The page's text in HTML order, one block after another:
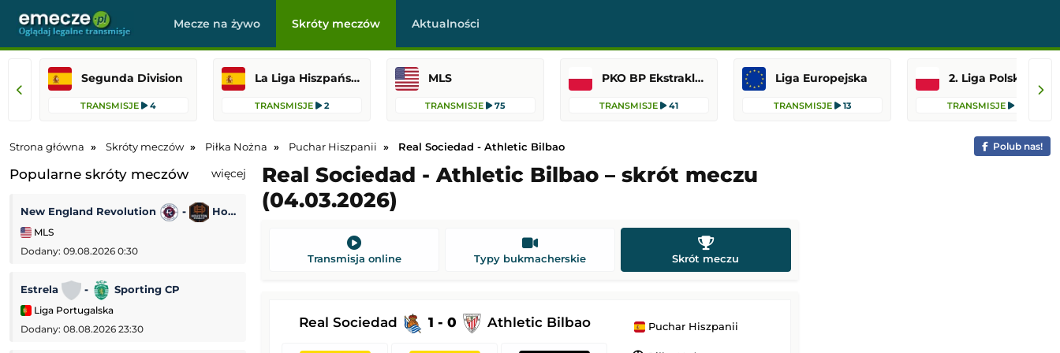
Mecze na żywo Skróty meczów Aktualności
Segunda Division
TRANSMISJE 4
La Liga Hiszpańska (Primera Division)
TRANSMISJE 2
MLS
TRANSMISJE 75
PKO BP Ekstraklasa
TRANSMISJE 41
Liga Europejska
TRANSMISJE 13
2. Liga Polska
TRANSMISJE 10
Strona główna Skróty meczów Piłka Nożna Puchar Hiszpanii Real Sociedad - Athletic Bilbao Polub nas!
Popularne skróty meczów więcej
New England Revolution - Houston Dynamo
MLS
Dodany: 09.08.2026 0:30
Estrela - Sporting CP
Liga Portugalska
Dodany: 08.08.2026 23:30
Korona Kielce - Legia Warszawa
Dodany: 08.08.2026 22:15
Dodany: 08.08.2026 22:00
Dodany: 08.08.2026 20:30
Dodany: 08.08.2026 19:30
Real Sociedad - Athletic Bilbao – skrót meczu
(04.03.2026)
Transmisja online Typy bukmacherskie Skrót meczu
Real Sociedad 1 - 0 Athletic Bilbao Puchar Hiszpanii